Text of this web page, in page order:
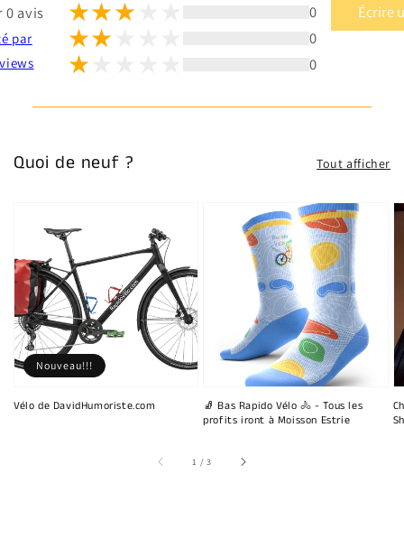
0 avis
par
0
0
0
Écrire
Quoi de neuf ? Tout afficher
Vélo de DavidHumoriste.com
Nouveau!!!
🧦 Bas Rapido Vélo 🚴 - Tous les
profits iront à Moisson Estrie
1 /sur
3